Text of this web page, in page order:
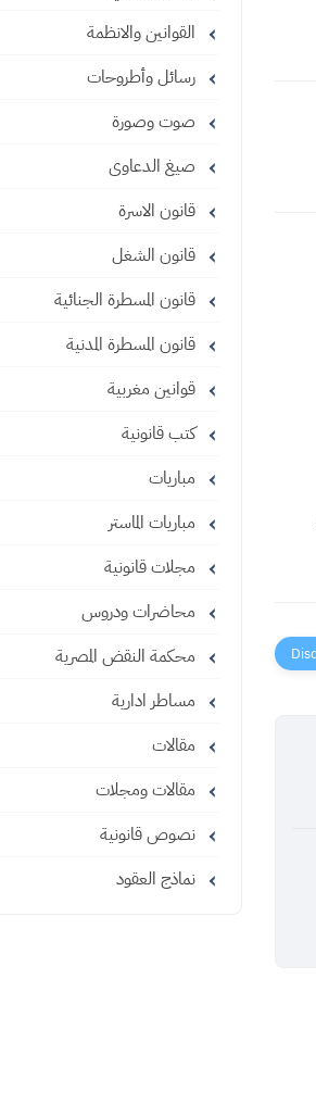
القوانين والانظمة
رسائل وأطروحات
صوت وصورة
صيغ الدعاوى
قانون الاسرة
قانون الشغل
قانون المسطرة الجنائية
قانون المسطرة المدنية
قوانين مغربية
كتب قانونية
مباريات
مباريات الماستر
مجلات قانونية
محاضرات ودروس
محكمة النقض المصرية
مساطر ادارية
مقالات
مقالات ومجلات
نصوص قانونية
نماذج العقود